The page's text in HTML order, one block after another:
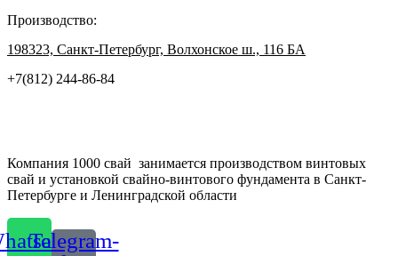
Производство:
198323, Санкт-Петербург, Волхонское ш., 116 БА
+7(812) 244-86-84
Компания 1000 свай занимается производством винтовых
свай и установкой свайно-винтового фундамента в Санкт-
Петербурге и Ленинградской области
Telegram-